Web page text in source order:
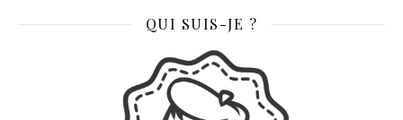
QUI SUIS-JE ?